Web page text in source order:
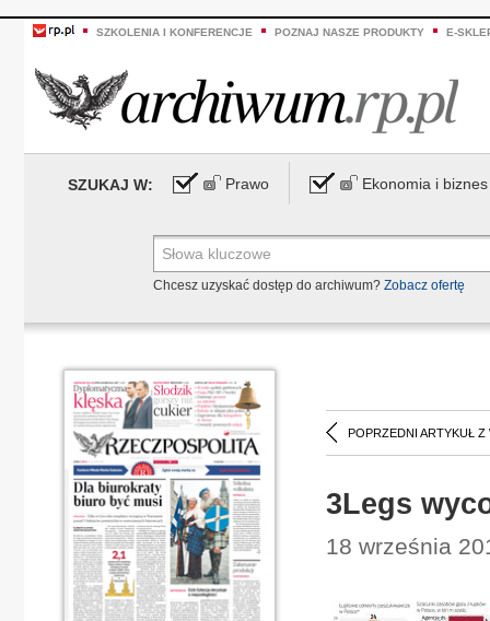
SZKOLENIA I KONFERENCJE POZNAJ NASZE PRODUKTY E-
SZUKAJ W: Prawo Ekonomia i biznes
Chcesz uzyskać dostęp do archiwum? Zobacz ofertę
POPRZEDNI ARTYKUŁ Z
3Legs
18 września